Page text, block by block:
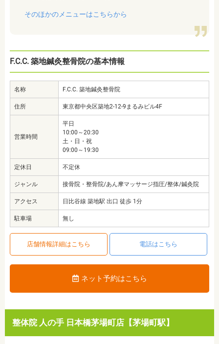
そのほかのメニューはこちらから
F.C.C. 築地鍼灸整骨院の基本情報
名称 F.C.C. 築地鍼灸整骨院
住所 東京都中央区築地2-12-9まるみビル4F
営業時間
平日
10:00～20:30
土・日・祝
09:00～19:30
定休日 不定休
ジャンル 接骨院・整骨院/あん摩マッサージ指圧/整体/鍼灸院
アクセス 日比谷線 築地駅 出口 徒歩 1分
駐車場 無し
店舗情報詳細はこちら 電話はこちら
ネット予約はこちら
整体院 人の手 日本橋茅場町店【茅場町駅】